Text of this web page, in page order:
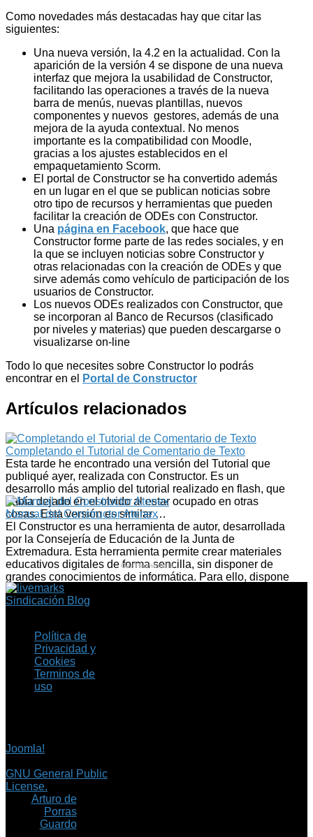
Como novedades más destacadas hay que citar las
siguientes:
Una nueva versión, la 4.2 en la actualidad. Con la
aparición de la versión 4 se dispone de una nueva
interfaz que mejora la usabilidad de Constructor,
facilitando las operaciones a través de la nueva
barra de menús, nuevas plantillas, nuevos
componentes y nuevos gestores, además de una
mejora de la ayuda contextual. No menos
importante es la compatibilidad con Moodle,
gracias a los ajustes establecidos en el
empaquetamiento Scorm.
El portal de Constructor se ha convertido además
en un lugar en el que se publican noticias sobre
otro tipo de recursos y herramientas que pueden
facilitar la creación de ODEs con Constructor.
Una página en Facebook, que hace que
Constructor forme parte de las redes sociales, y en
la que se incluyen noticias sobre Constructor y
otras relacionadas con la creación de ODEs y que
sirve además como vehículo de participación de los
usuarios de Constructor.
Los nuevos ODEs realizados con Constructor, que
se incorporan al Banco de Recursos (clasificado
por niveles y materias) que pueden descargarse o
visualizarse on-line
Todo lo que necesites sobre Constructor lo podrás
encontrar en el
Portal de Constructor
Artículos relacionados
Completando el Tutorial de Comentario de Texto
Esta tarde he encontrado una versión del Tutorial que
publiqué ayer, realizada con Constructor. Es un
desarrollo más amplio del tutorial realizado en flash, que
había dejado en el olvido al estar ocupado en otras
cosas. Esta versión es similar …
Manual del Constructor Atenex
El Constructor es una herramienta de autor, desarrollada
por la Consejería de Educación de la Junta de
Extremadura. Esta herramienta permite crear materiales
educativos digitales de forma sencilla, sin disponer de
grandes conocimientos de informática. Para ello, dispone
de un …
CedThumbnails
Sindicación Blog
Política de
Privacidad y
Cookies
Terminos de
uso
Joomla!
GNU General Public
License.
Arturo de
Porras
Guardo